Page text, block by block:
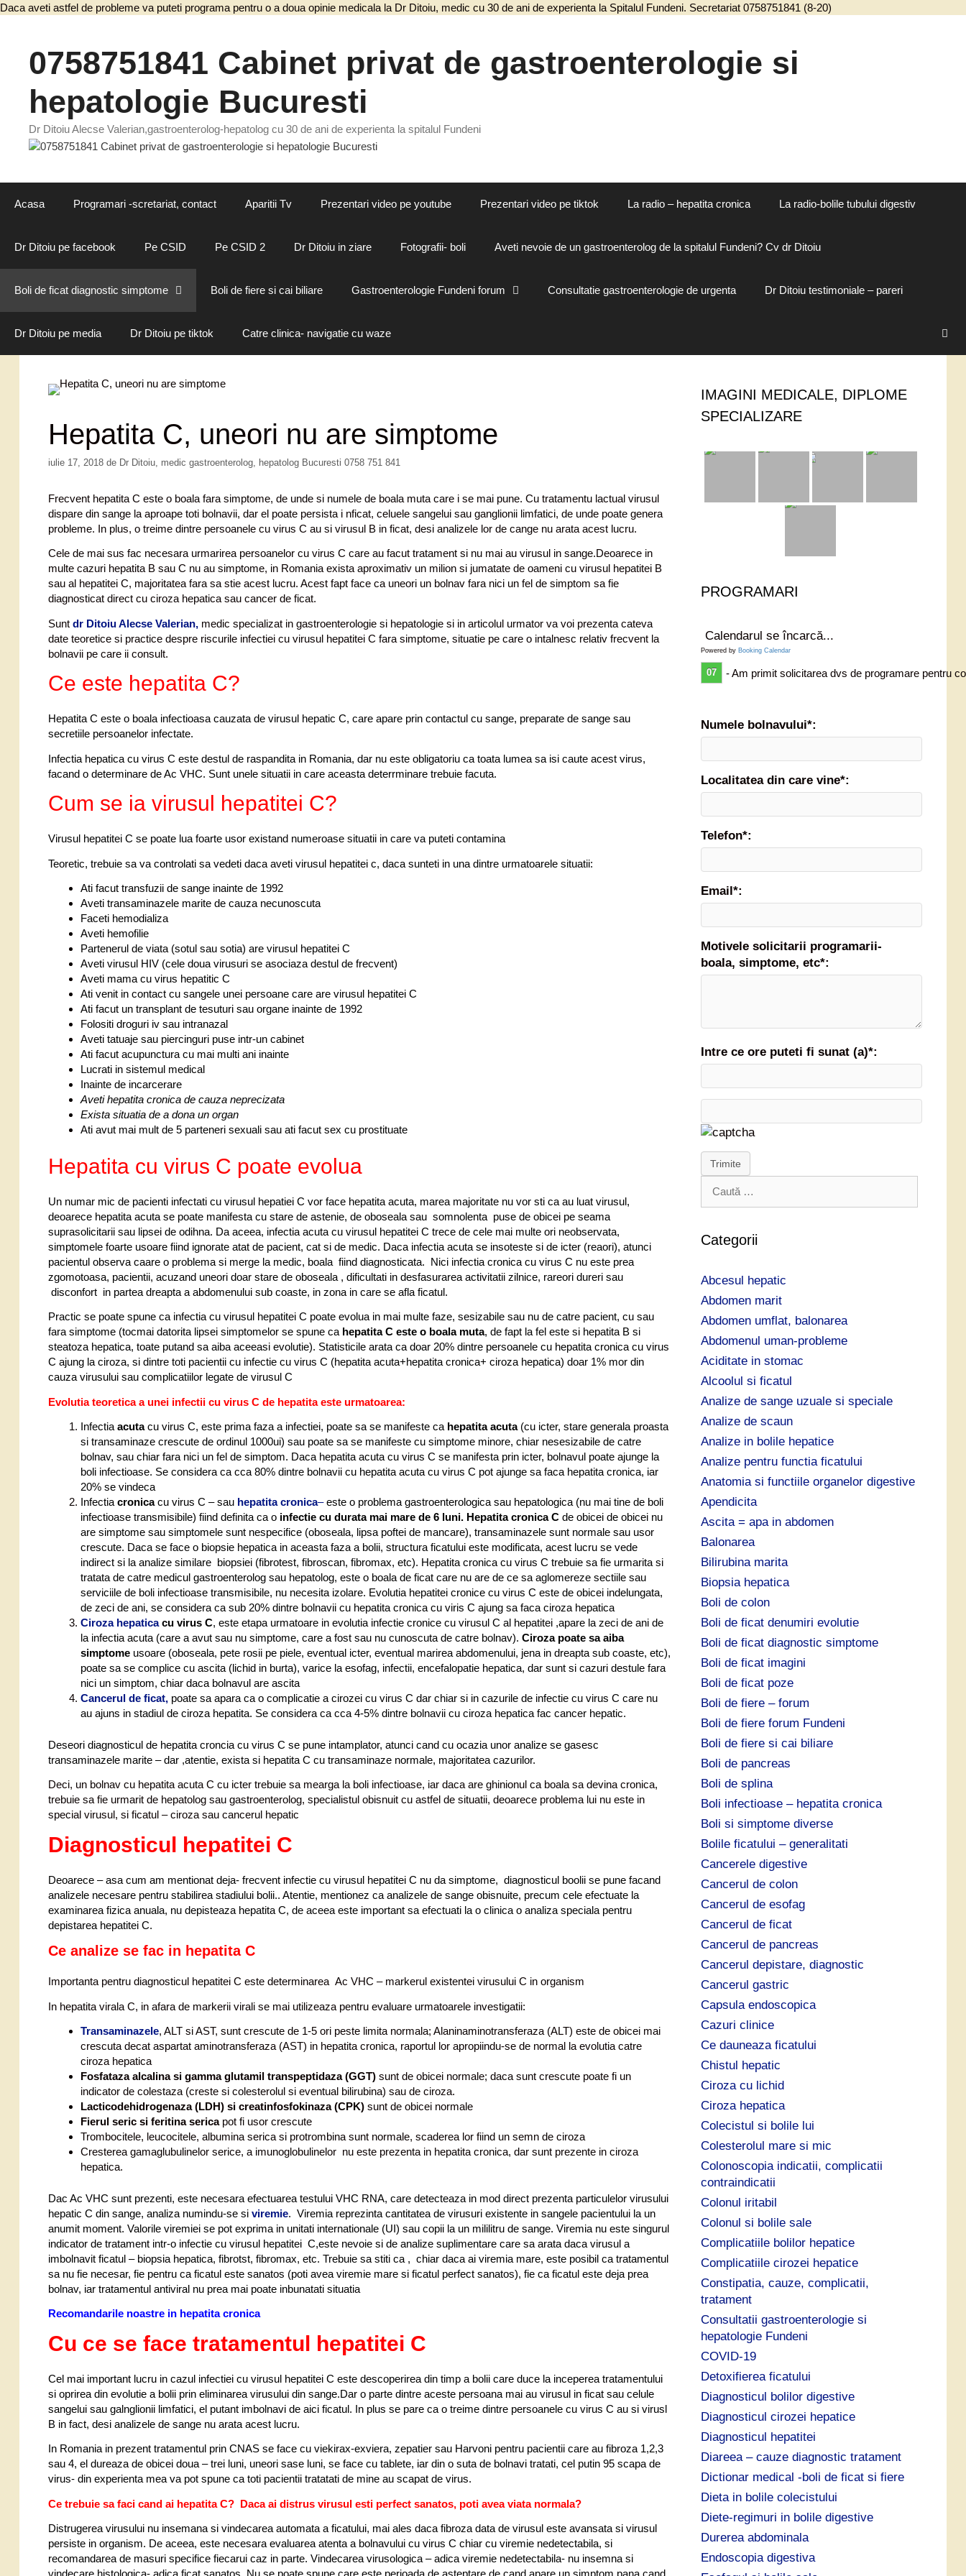
Daca aveti astfel de probleme va puteti programa pentru o a doua opinie medicala la Dr Ditoiu, medic cu 30 de ani de experienta la Spitalul Fundeni. Secretariat 0758751841 (8-20)
0758751841 Cabinet privat de gastroenterologie si
hepatologie Bucuresti
Dr Ditoiu Alecse Valerian,gastroenterolog-hepatolog cu 30 de ani de experienta la spitalul Fundeni
Acasa Programari -scretariat, contact Aparitii Tv Prezentari video pe youtube Prezentari video pe tiktok La radio – hepatita cronica La radio-bolile tubului digestiv
Dr Ditoiu pe facebook Pe CSID Pe CSID 2 Dr Ditoiu in ziare Fotografii- boli Aveti nevoie de un gastroenterolog de la spitalul Fundeni? Cv dr Ditoiu
Boli de ficat diagnostic simptome Boli de fiere si cai biliare Gastroenterologie Fundeni forum Consultatie gastroenterologie de urgenta Dr Ditoiu testimoniale – pareri
Dr Ditoiu pe media Dr Ditoiu pe tiktok Catre clinica- navigatie cu waze
Hepatita C, uneori nu are simptome
iulie 17, 2018 de Dr Ditoiu, medic gastroenterolog, hepatolog Bucuresti 0758 751 841
Frecvent hepatita C este o boala fara simptome, de unde si numele de boala muta care i se mai pune. Cu tratamentu lactual virusul
dispare din sange la aproape toti bolnavii, dar el poate persista i nficat, celuele sangelui sau ganglionii limfatici, de unde poate genera
probleme. In plus, o treime dintre persoanele cu virus C au si virusul B in ficat, desi analizele lor de cange nu arata acest lucru.
Cele de mai sus fac necesara urmarirea persoanelor cu virus C care au facut tratament si nu mai au virusul in sange.Deoarece in
multe cazuri hepatita B sau C nu au simptome, in Romania exista aproximativ un milion si jumatate de oameni cu virusul hepatitei B
sau al hepatitei C, majoritatea fara sa stie acest lucru. Acest fapt face ca uneori un bolnav fara nici un fel de simptom sa fie
diagnosticat direct cu ciroza hepatica sau cancer de ficat.
Sunt dr Ditoiu Alecse Valerian, medic specializat in gastroenterologie si hepatologie si in articolul urmator va voi prezenta cateva
date teoretice si practice despre riscurile infectiei cu virusul hepatitei C fara simptome, situatie pe care o intalnesc relativ frecvent la
bolnavii pe care ii consult.
Ce este hepatita C?
Hepatita C este o boala infectioasa cauzata de virusul hepatic C, care apare prin contactul cu sange, preparate de sange sau
secretiile persoanelor infectate.
Infectia hepatica cu virus C este destul de raspandita in Romania, dar nu este obligatoriu ca toata lumea sa isi caute acest virus,
facand o determinare de Ac VHC. Sunt unele situatii in care aceasta deterrminare trebuie facuta.
Cum se ia virusul hepatitei C?
Virusul hepatitei C se poate lua foarte usor existand numeroase situatii in care va puteti contamina
Teoretic, trebuie sa va controlati sa vedeti daca aveti virusul hepatitei c, daca sunteti in una dintre urmatoarele situatii:
Ati facut transfuzii de sange inainte de 1992
Aveti transaminazele marite de cauza necunoscuta
Faceti hemodializa
Aveti hemofilie
Partenerul de viata (sotul sau sotia) are virusul hepatitei C
Aveti virusul HIV (cele doua virusuri se asociaza destul de frecvent)
Aveti mama cu virus hepatitic C
Ati venit in contact cu sangele unei persoane care are virusul hepatitei C
Ati facut un transplant de tesuturi sau organe inainte de 1992
Folositi droguri iv sau intranazal
Aveti tatuaje sau piercinguri puse intr-un cabinet
Ati facut acupunctura cu mai multi ani inainte
Lucrati in sistemul medical
Inainte de incarcerare
Aveti hepatita cronica de cauza neprecizata
Exista situatia de a dona un organ
Ati avut mai mult de 5 parteneri sexuali sau ati facut sex cu prostituate
Hepatita cu virus C poate evolua
Un numar mic de pacienti infectati cu virusul hepatiei C vor face hepatita acuta, marea majoritate nu vor sti ca au luat virusul,
deoarece hepatita acuta se poate manifesta cu stare de astenie, de oboseala sau somnolenta puse de obicei pe seama
suprasolicitarii sau lipsei de odihna. Da aceea, infectia acuta cu virusul hepatitei C trece de cele mai multe ori neobservata,
simptomele foarte usoare fiind ignorate atat de pacient, cat si de medic. Daca infectia acuta se insoteste si de icter (reaori), atunci
pacientul observa caare o problema si merge la medic, boala fiind diagnosticata. Nici infectia cronica cu virus C nu este prea
zgomotoasa, pacientii, acuzand uneori doar stare de oboseala , dificultati in desfasurarea activitatii zilnice, rareori dureri sau
disconfort in partea dreapta a abdomenului sub coaste, in zona in care se afla ficatul.
Practic se poate spune ca infectia cu virusul hepatitei C poate evolua in mai multe faze, sesizabile sau nu de catre pacient, cu sau
fara simptome (tocmai datorita lipsei simptomelor se spune ca hepatita C este o boala muta, de fapt la fel este si hepatita B si
steatoza hepatica, toate putand sa aiba aceeasi evolutie). Statisticile arata ca doar 20% dintre persoanele cu hepatita cronica cu virus
C ajung la ciroza, si dintre toti pacientii cu infectie cu virus C (hepatita acuta+hepatita cronica+ ciroza hepatica) doar 1% mor din
cauza virusului sau complicatiilor legate de virusul C
Evolutia teoretica a unei infectii cu virus C de hepatita este urmatoarea:
Infectiaacutacu virus C, este prima faza a infectiei, poate sa se manifeste ca hepatita acuta(cu icter, stare generala proasta
si transaminaze crescute de ordinul 1000ui) sau poate sa se manifeste cu simptome minore, chiar nesesizabile de catre
bolnav, sau chiar fara nici un fel de simptom. Daca hepatita acuta cu virus C se manifesta prin icter, bolnavul poate ajunge la
boli infectioase. Se considera ca cca 80% dintre bolnavii cu hepatita acuta cu virus C pot ajunge sa faca hepatita cronica, iar
20% se vindeca
Infectiacronicacu virus C – sau hepatita cronica–este o problema gastroenterologica sau hepatologica (nu mai tine de boli
infectioase transmisibile) fiind definita ca o infectie cu durata mai mare de 6 luni. Hepatita cronica C de obicei de obicei nu
are simptome sau simptomele sunt nespecifice (oboseala, lipsa poftei de mancare), transaminazele sunt normale sau usor
crescute. Daca se face o biopsie hepatica in aceasta faza a bolii, structura ficatului este modificata, acest lucru se vede
indirect si la analize similare biopsiei (fibrotest, fibroscan, fibromax, etc). Hepatita cronica cu virus C trebuie sa fie urmarita si
tratata de catre medicul gastroenterolog sau hepatolog, este o boala de ficat care nu are de ce sa aglomereze sectiile sau
serviciile de boli infectioase transmisibile, nu necesita izolare. Evolutia hepatitei cronice cu virus C este de obicei indelungata,
de zeci de ani, se considera ca sub 20% dintre bolnavii cu hepatita cronica cu viris C ajung sa faca ciroza hepatica
Ciroza hepaticacu virus C, este etapa urmatoare in evolutia infectie cronice cu virusul C al hepatitei ,apare la zeci de ani de
la infectia acuta (care a avut sau nu simptome, care a fost sau nu cunoscuta de catre bolnav). Ciroza poate sa aiba
simptome usoare (oboseala, pete rosii pe piele, eventual icter, eventual marirea abdomenului, jena in dreapta sub coaste, etc),
poate sa se complice cu ascita (lichid in burta), varice la esofag, infectii, encefalopatie hepatica, dar sunt si cazuri destule fara
nici un simptom, chiar daca bolnavul are ascita
Cancerul de ficat, poate sa apara ca o complicatie a cirozei cu virus C dar chiar si in cazurile de infectie cu virus C care nu
au ajuns in stadiul de ciroza hepatita. Se considera ca cca 4-5% dintre bolnavii cu ciroza hepatica fac cancer hepatic.
Deseori diagnosticul de hepatita croncia cu virus C se pune intamplator, atunci cand cu ocazia unor analize se gasesc
transaminazele marite – dar ,atentie, exista si hepatita C cu transaminaze normale, majoritatea cazurilor.
Deci, un bolnav cu hepatita acuta C cu icter trebuie sa mearga la boli infectioase, iar daca are ghinionul ca boala sa devina cronica,
trebuie sa fie urmarit de hepatolog sau gastroenterolog, specialistul obisnuit cu astfel de situatii, deoarece problema lui nu este in
special virusul, si ficatul – ciroza sau cancerul hepatic
Diagnosticul hepatitei C
Deoarece – asa cum am mentionat deja- frecvent infectie cu virusul hepatitei C nu da simptome, diagnosticul boolii se pune facand
analizele necesare pentru stabilirea stadiului bolii.. Atentie, mentionez ca analizele de sange obisnuite, precum cele efectuate la
examinarea fizica anuala, nu depisteaza hepatita C, de aceea este important sa efectuati la o clinica o analiza speciala pentru
depistarea hepatitei C.
Ce analize se fac in hepatita C
Importanta pentru diagnosticul hepatitei C este determinarea Ac VHC – markerul existentei virusului C in organism
In hepatita virala C, in afara de markerii virali se mai utilizeaza pentru evaluare urmatoarele investigatii:
Transaminazele, ALT si AST, sunt crescute de 1-5 ori peste limita normala; Alaninaminotransferaza (ALT) este de obicei mai
crescuta decat aspartat aminotransferaza (AST) in hepatita cronica, raportul lor apropiindu-se de normal la evolutia catre
ciroza hepatica
Fosfataza alcalina si gamma glutamil transpeptidaza (GGT) sunt de obicei normale; daca sunt crescute poate fi un
indicator de colestaza (creste si colesterolul si eventual bilirubina) sau de ciroza.
Lacticodehidrogenaza (LDH) si creatinfosfokinaza (CPK) sunt de obicei normale
Fierul seric si feritina sericapot fi usor crescute
Trombocitele, leucocitele, albumina serica si protrombina sunt normale, scaderea lor fiind un semn de ciroza
Cresterea gamaglubulinelor serice, a imunoglobulinelor nu este prezenta in hepatita cronica, dar sunt prezente in ciroza
hepatica.
Dac Ac VHC sunt prezenti, este necesara efectuarea testului VHC RNA, care detecteaza in mod direct prezenta particulelor virusului
hepatic C din sange, analiza numindu-se si viremie. Viremia reprezinta cantitatea de virusuri existente in sangele pacientului la un
anumit moment. Valorile viremiei se pot exprima in unitati internationale (UI) sau copii la un mililitru de sange. Viremia nu este singurul
indicator de tratament intr-o infectie cu virusul hepatitei C,este nevoie si de analize suplimentare care sa arata daca virusul a
imbolnavit ficatul – biopsia hepatica, fibrotst, fibromax, etc. Trebuie sa stiti ca , chiar daca ai viremia mare, este posibil ca tratamentul
sa nu fie necesar, fie pentru ca ficatul este sanatos (poti avea viremie mare si ficatul perfect sanatos), fie ca ficatul este deja prea
bolnav, iar tratamentul antiviral nu prea mai poate inbunatati situatia
Recomandarile noastre in hepatita cronica
Cu ce se face tratamentul hepatitei C
Cel mai important lucru in cazul infectiei cu virusul hepatitei C este descoperirea din timp a bolii care duce la inceperea tratamentului
si oprirea din evolutie a bolii prin eliminarea virusului din sange.Dar o parte dintre aceste persoana mai au virusul in ficat sau celule
sangelui sau galnglionii limfatici, el putant imbolnavi de aici ficatul. In plus se pare ca o treime dintre persoanele cu virus C au si virusl
B in fact, desi analizele de sange nu arata acest lucru.
In Romania in prezent tratamentul prin CNAS se face cu viekirax-exviera, zepatier sau Harvoni pentru pacientii care au fibroza 1,2,3
sau 4, el dureaza de obicei doua – trei luni, uneori sase luni, se face cu tablete, iar din o suta de bolnavi tratati, cel putin 95 scapa de
virus- din experienta mea va pot spune ca toti pacientii tratatati de mine au scapat de virus.
Ce trebuie sa faci cand ai hepatita C? Daca ai distrus virusul esti perfect sanatos, poti avea viata normala?
Distrugerea virusului nu insemana si vindecarea automata a ficatului, mai ales daca fibroza data de virusul este avansata si virusul
persiste in organism. De aceea, este necesara evaluarea atenta a bolnavului cu virus C chiar cu viremie nedetectabila, si
recomandarea de masuri specifice fiecarui caz in parte. Vindecarea virusologica – adica viremie nedetectabila- nu insemna si
IMAGINI MEDICALE, DIPLOME
SPECIALIZARE
PROGRAMARI
Calendarul se încarcă...
Powered by Booking Calendar
07 - Am primit solicitarea dvs de programare pentru
Numele bolnavului*:
Localitatea din care vine*:
Telefon*:
Email*:
Motivele solicitarii programarii-
boala, simptome, etc*:
Intre ce ore puteti fi sunat (a)*:
Trimite
t
u
p
ă
Categorii
Abcesul hepatic
Abdomen marit
Abdomen umflat, balonarea
Abdomenul uman-probleme
Aciditate in stomac
Alcoolul si ficatul
Analize de sange uzuale si speciale
Analize de scaun
Analize in bolile hepatice
Analize pentru functia ficatului
Anatomia si functiile organelor digestive
Apendicita
Ascita = apa in abdomen
Balonarea
Bilirubina marita
Biopsia hepatica
Boli de colon
Boli de ficat denumiri evolutie
Boli de ficat diagnostic simptome
Boli de ficat imagini
Boli de ficat poze
Boli de fiere – forum
Boli de fiere forum Fundeni
Boli de fiere si cai biliare
Boli de pancreas
Boli de splina
Boli infectioase – hepatita cronica
Boli si simptome diverse
Bolile ficatului – generalitati
Cancerele digestive
Cancerul de colon
Cancerul de esofag
Cancerul de ficat
Cancerul de pancreas
Cancerul depistare, diagnostic
Cancerul gastric
Capsula endoscopica
Cazuri clinice
Ce dauneaza ficatului
Chistul hepatic
Ciroza cu lichid
Ciroza hepatica
Colecistul si bolile lui
Colesterolul mare si mic
Colonoscopia indicatii, complicatii
contraindicatii
Colonul iritabil
Colonul si bolile sale
Complicatiile bolilor hepatice
Complicatiile cirozei hepatice
Constipatia, cauze, complicatii,
tratament
Consultatii gastroenterologie si
hepatologie Fundeni
COVID-19
Detoxifierea ficatului
Diagnosticul bolilor digestive
Diagnosticul cirozei hepatice
Diagnosticul hepatitei
Diareea – cauze diagnostic tratament
Dictionar medical -boli de ficat si fiere
Dieta in bolile colecistului
Diete-regimuri in bolile digestive
Durerea abdominala
Endoscopia digestiva